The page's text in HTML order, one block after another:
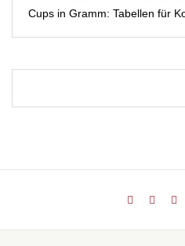
Cups in Gramm: Tabellen für